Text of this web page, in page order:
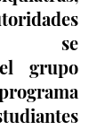
se
grupo